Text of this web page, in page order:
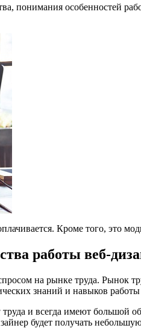
понимания особенностей
Кроме того, это
работы веб-
на рынке труда. Рынок
знаний и навыков
и всегда имеют большой
будет получать